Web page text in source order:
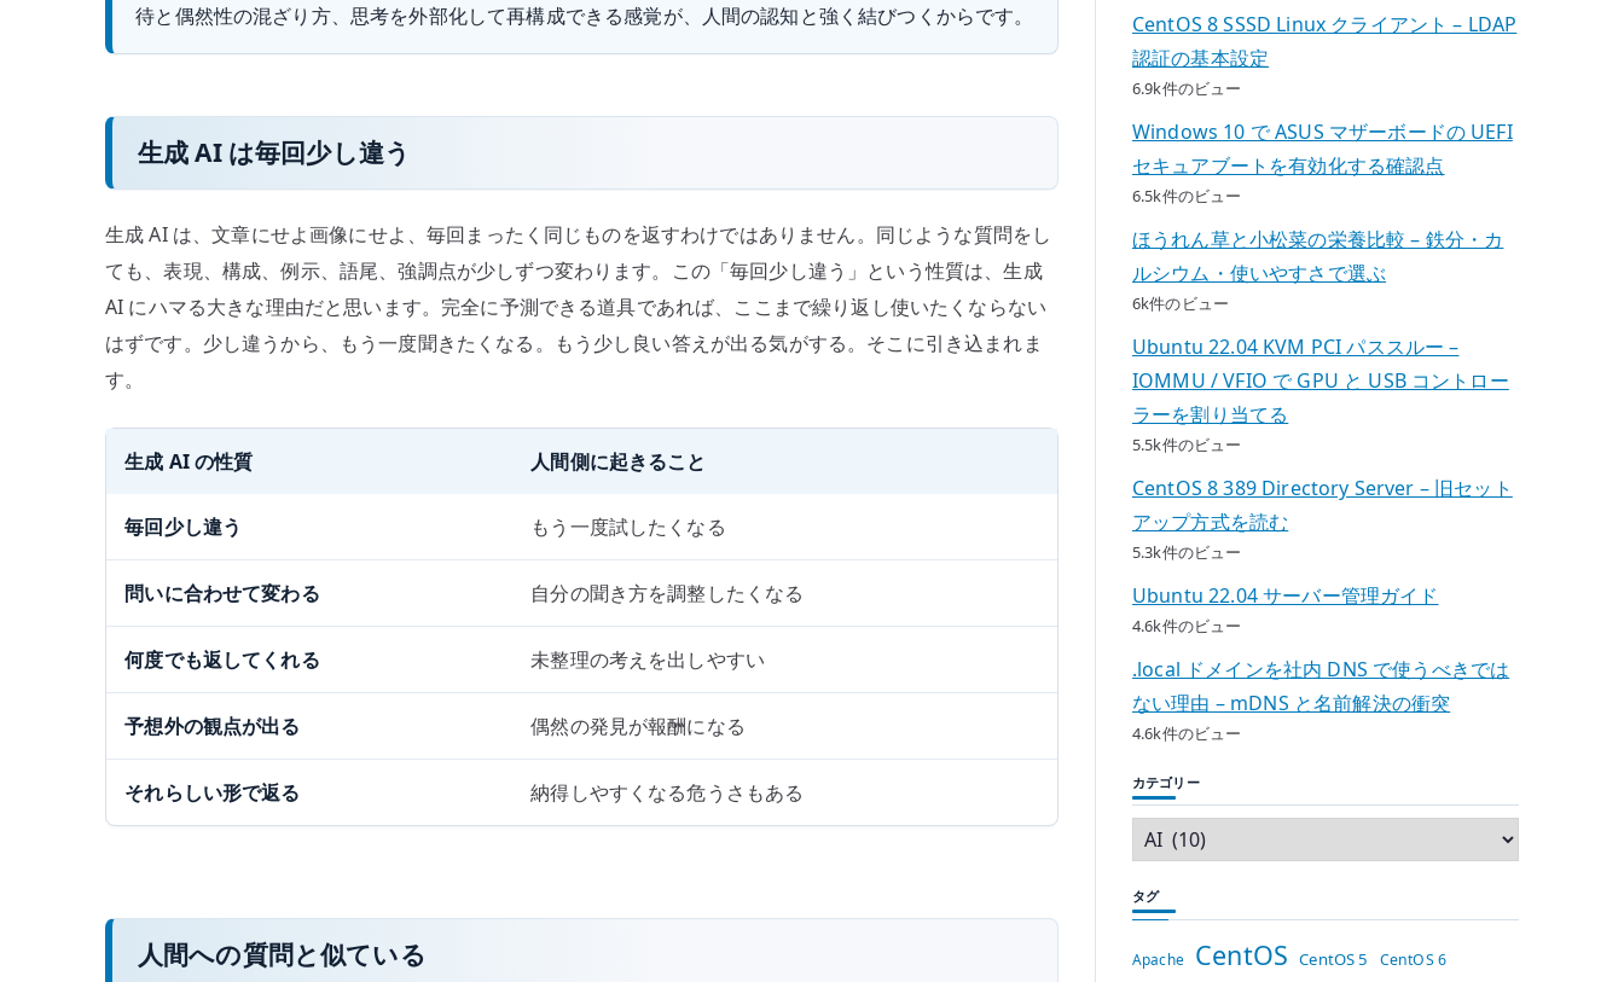
引
待と偶然性の混ざり方、思考を外部化して再構成できる感覚が、人間の認知と強く結びつくからです。
生成 AI は毎回少し違う
生成 AI は、文章にせよ画像にせよ、毎回まったく同じものを返すわけではありません。同じような質問をし
ても、表現、構成、例示、語尾、強調点が少しずつ変わります。この「毎回少し違う」という性質は、生成
AI にハマる大きな理由だと思います。完全に予測できる道具であれば、ここまで繰り返し使いたくならない
はずです。少し違うから、もう一度聞きたくなる。もう少し良い答えが出る気がする。そこに引き込まれま
す。
生成 AI の性質 人間側に起きること
毎回少し違う もう一度試したくなる
問いに合わせて変わる 自分の聞き方を調整したくなる
何度でも返してくれる 未整理の考えを出しやすい
予想外の観点が出る 偶然の発見が報酬になる
それらしい形で返る 納得しやすくなる危うさもある
人間への質問と似ている
CentOS 8 SSSD Linux クライアント – LDAP
認証の基本設定
6.9k件のビュー
Windows 10 で ASUS マザーボードの UEFI
セキュアブートを有効化する確認点
6.5k件のビュー
ほうれん草と小松菜の栄養比較 – 鉄分・カ
ルシウム・使いやすさで選ぶ
6k件のビュー
Ubuntu 22.04 KVM PCI パススルー –
IOMMU / VFIO で GPU と USB コントロー
ラーを割り当てる
5.5k件のビュー
CentOS 8 389 Directory Server – 旧セット
アップ方式を読む
5.3k件のビュー
Ubuntu 22.04 サーバー管理ガイド
4.6k件のビュー
.local ドメインを社内 DNS で使うべきでは
ない理由 – mDNS と名前解決の衝突
4.6k件のビュー
カテゴリー
タグ
Apache CentOS CentOS 5 CentOS 6